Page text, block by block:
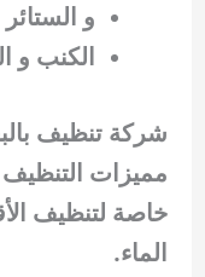
و
الكنب و
شركة تنظيف
مميزات التنظيف
خاصة لتنظيف
الماء.